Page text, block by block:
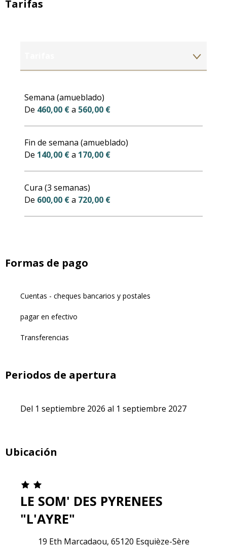
Tarifas
Semana (amueblado)
De 460,00 €a 560,00 €
Fin de semana (amueblado)
De 140,00 €a 170,00 €
Cura (3 semanas)
De 600,00 €a 720,00 €
Formas de pago
Cuentas - cheques bancarios y postales
pagar en efectivo
Transferencias
Periodos de apertura
Del 1 septiembre 2026 al 1 septiembre 2027
Ubicación
LE SOM' DES PYRENEES
"L'AYRE"
19 Eth Marcadaou, 65120 Esquièze-Sère